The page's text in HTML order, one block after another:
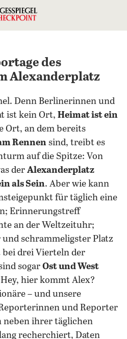
des
Alexanderplatz
Denn Berlinerinnen und
ist kein Ort, Heimat ist ein
Ort, an dem bereits
Rennen sind, treibt es
auf die Spitze: Von
der Alexanderplatz
als Sein. Aber wie kann
für täglich eine
Erinnerungstreff
an der Weltzeituhr;
schrammeligster Platz
bei drei Vierteln der
sogar Ost und West
hier kommt Alex?
– und unsere
und Reporter
neben ihrer täglichen
recherchiert, Daten